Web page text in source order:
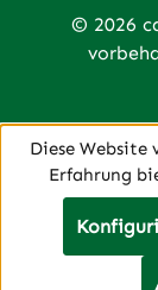
© 2026
Diese Website
Erfahrung